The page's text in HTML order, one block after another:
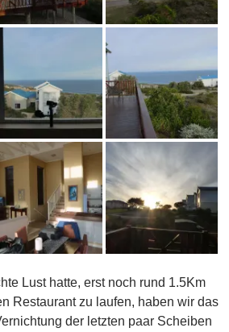
Lust hatte, erst noch rund 1.5Km
Restaurant zu laufen, haben wir das
der letzten paar Scheiben